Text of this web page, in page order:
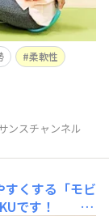
柔軟性
ンスチャンネル
すくする「モビ
です！ ル